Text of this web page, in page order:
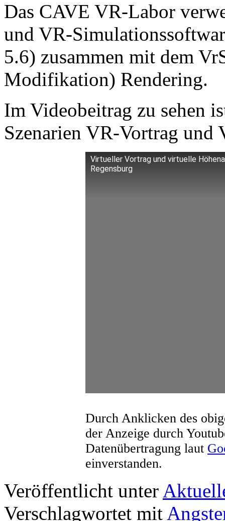
Das CAVE VR-Labor
und VR-
5.6) zusammen mit dem
Modifikation) Rendering.
Im Videobeitrag zu sehen
Szenarien VR-Vortrag und
Virtueller Vortrag und virtuelle
Regensburg
Durch Anklicken des
der Anzeige durch
Datenübertragung laut
einverstanden.
Veröffentlicht unter
Verschlagwortet mit